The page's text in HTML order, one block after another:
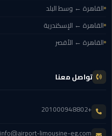
أسعار
توصيل
مطار
من
القاهرة ← وسط البلد
القاهرة ← الإسكندرية
القاهرة ← الأقصر
تواصل معنا
+201000948802
info@airport-limousine-eg.com